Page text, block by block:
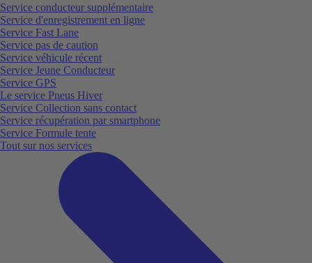
Service conducteur supplémentaire
Service d'enregistrement en ligne
Service Fast Lane
Service pas de caution
Service véhicule récent
Service Jeune Conducteur
Service GPS
Le service Pneus Hiver
Service Collection sans contact
Service récupération par smartphone
Service Formule tente
Tout sur nos services